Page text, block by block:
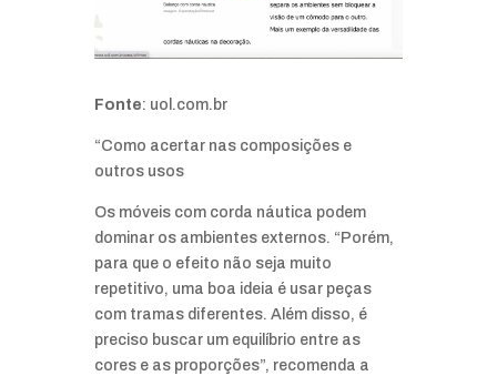
Fonte: uol.com.br
“Como acertar nas composições e
outros usos
Os móveis com corda náutica podem
dominar os ambientes externos. “Porém,
para que o efeito não seja muito
repetitivo, uma boa ideia é usar peças
com tramas diferentes. Além disso, é
preciso buscar um equilíbrio entre as
cores e as proporções”, recomenda a